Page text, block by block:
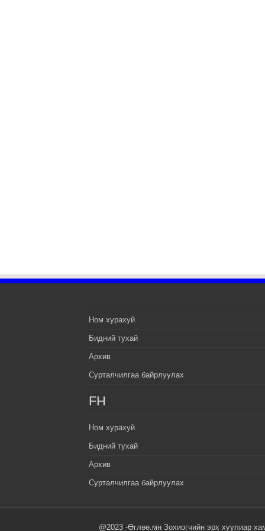
Ном хурахуй
Бидний тухай
Архив
Сурталчилгаа байрлуулах
FH
Ном хурахуй
Бидний тухай
Архив
Сурталчилгаа байрлуулах
@2023 -Өглөө.мн Зохиогчийн эрх хуулиар